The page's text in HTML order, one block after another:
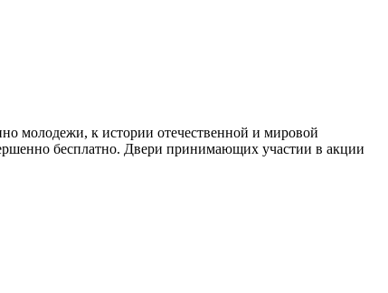
молодежи, к истории отечественной и мировой
бесплатно. Двери принимающих участии в акции